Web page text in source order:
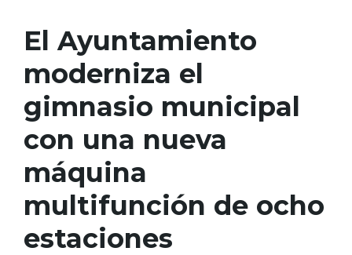
El Ayuntamiento
moderniza el
gimnasio municipal
con una nueva
máquina
multifunción de ocho
estaciones